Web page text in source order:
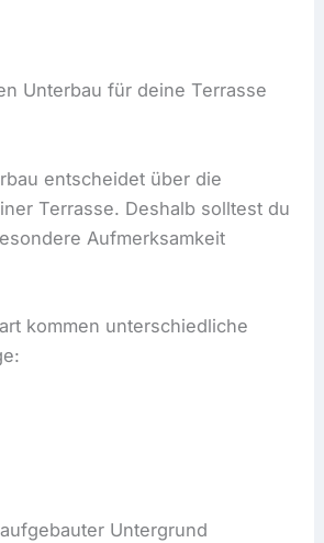
Unterbau für deine Terrasse
entscheidet über die
Terrasse. Deshalb solltest du
Aufmerksamkeit
kommen unterschiedliche
Untergrund